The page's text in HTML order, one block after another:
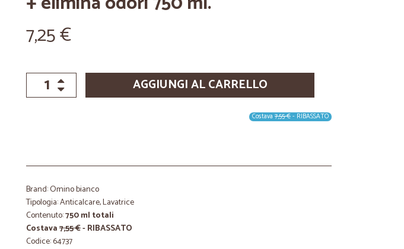
7,25 €
AGGIUNGI AL CARRELLO
Costava 7,55 €- RIBASSATO
Brand: Omino bianco
Tipologia: Anticalcare, Lavatrice
Contenuto:750 ml totali
Costava7,55 €- RIBASSATO
Codice: 64737